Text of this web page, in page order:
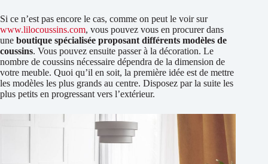
Si ce n’est pas encore le cas, comme on peut le voir sur
www.lilocoussins.com, vous pouvez vous en procurer dans
une boutique spécialisée proposant différents modèles de
coussins. Vous pouvez ensuite passer à la décoration. Le
nombre de coussins nécessaire dépendra de la dimension de
votre meuble. Quoi qu’il en soit, la première idée est de mettre
les modèles les plus grands au centre. Disposez par la suite les
plus petits en progressant vers l’extérieur.